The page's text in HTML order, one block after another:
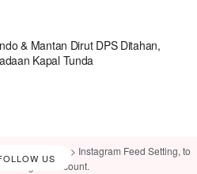
& Mantan Dirut DPS Ditahan,
Kapal Tunda
US
Like & View > Instagram Feed Setting, to
Instagram account.